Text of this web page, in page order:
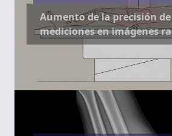
Aumento de la precisión
mediciones en imágenes